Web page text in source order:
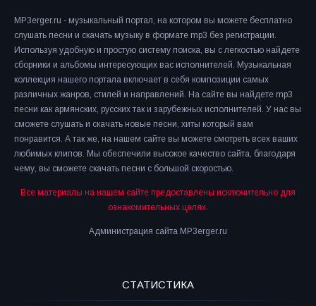
MP3erger.ru - музыкальный портал, на котором вы можете бесплатно
слушать песни и скачать музыку в формате mp3 без регистрации.
Используя удобную и простую систему поиска, вы с легкостью найдете
сборники и альбомы интересующих вас исполнителей. Музыкальная
коллекция нашего портала включает в себя композиции самых
различных жанров, стилей и направлений. На сайте вы найдете mp3
песни как армянских, русских так и зарубежных исполнителей. У нас вы
сможете слушать и скачать новые песни, хиты который вам
понравится. А так же, на нашем сайте вы можете смотреть всех ваших
любимых клипов. Мы обеспечили высокое качество сайта, благодаря
чему, вы сможете скачать песни с большой скоростью.
Все материалы на нашем сайте предоставлены исключительно для
ознакомительных целях.
Администрация сайта MP3erger.ru
СТАТИСТИКА